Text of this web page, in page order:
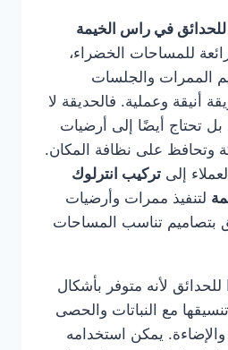
للحدائق في راس الخيمة
للمساحات الخضراء،
الممرات والجلسات
أنيقة وعملية. فالحديقة لا
بل تحتاج أيضًا إلى أرضيات
وتحافظ على نظافة المكان.
إلى تركيب انترلوك
لتنفيذ ممرات وأرضيات
بتصاميم تناسب المساحات
لأنه متوفر بأشكال
مع النباتات والحصى
والإضاءة. يمكن استخدامه